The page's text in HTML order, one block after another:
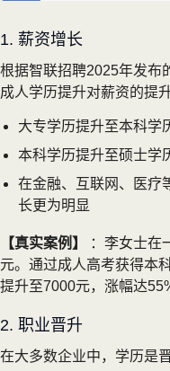
1. 薪资增长
根据智联招聘2025年发布
成人学历提升对薪资的提
大专学历提升至本科学
本科学历提升至硕士学
在金融、互联网、医疗
长更为明显
【真实案例】
：李女士在
元。通过成人高考获得本
提升至7000元，涨幅达
2. 职业晋升
在大多数企业中，学历是